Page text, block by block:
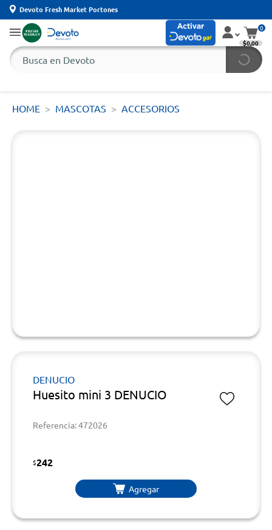
Devoto Fresh Market Portones
0
$0,00
HOME MASCOTAS ACCESORIOS
DENUCIO
Huesito mini 3 DENUCIO
Referencia: 472026
$242
Agregar